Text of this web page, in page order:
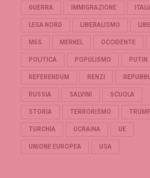
GUERRA IMMIGRAZIONE
LEGA NORD LIBERALISMO
M5S MERKEL OCCIDENTE
POLITICA POPULISMO PUTIN
REFERENDUM RENZI
RUSSIA SALVINI SCUOLA
STORIA TERRORISMO TRUMP
TURCHIA UCRAINA UE
UNIONE EUROPEA USA